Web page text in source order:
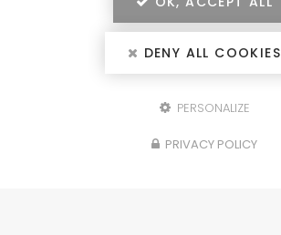
DENY ALL COOKIES
PERSONALIZE
PRIVACY POLICY